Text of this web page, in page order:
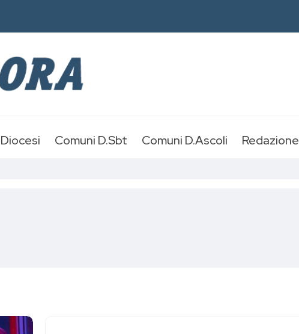
Diocesi Comuni D.Sbt Comuni D.Ascoli Redazione